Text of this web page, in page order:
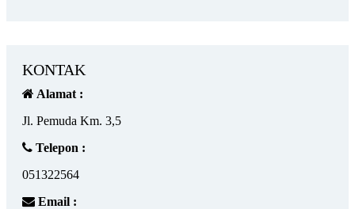
KONTAK
Alamat :
Jl. Pemuda Km. 3,5
Telepon :
051322564
Email :